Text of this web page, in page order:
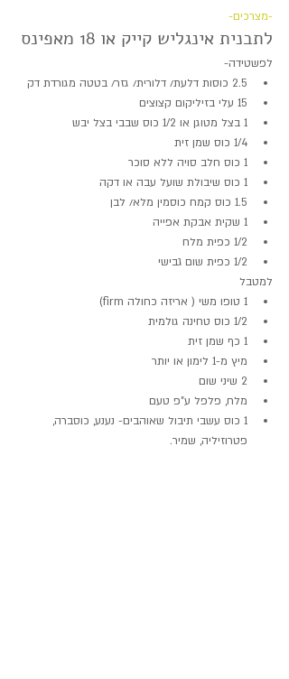
-מצרכים-
לתבנית אינגליש קייק או 18 מאפינס
לפשטידה-
2.5 כוסות דלעת/ דלורית/ גזר/ בטטה מגורדת דק
15 עלי בזיליקום קצוצים
1 בצל מטוגן או 1/2 כוס שבבי בצל יבש
1/4 כוס שמן זית
1 כוס חלב סויה ללא סוכר
1 כוס שיבולת שועל עבה או דקה
1.5 כוס קמח כוסמין מלא/ לבן
1 שקית אבקת אפייה
1/2 כפית מלח
1/2 כפית שום גבישי
למטבל
1 טופו משי ( אריזה כחולה firm)
1/2 כוס טחינה גולמית
1 כף שמן זית
מיץ מ-1 לימון או יותר
2 שיני שום
מלח, פלפל ע"פ טעם
1 כוס עשבי תיבול שאוהבים- נענע, כוסברה,
פטרוזיליה, שמיר.